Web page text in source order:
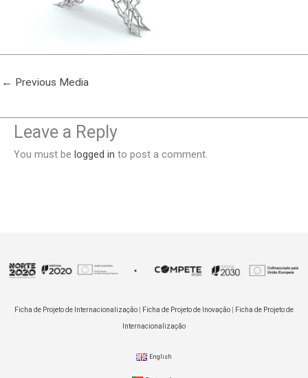
← Previous Media
Leave a Reply
You must be logged in to post a comment.
Ficha de Projeto de Internacionalização Ficha de Projeto de Inovação Ficha de Projeto de
Internacionalização
English